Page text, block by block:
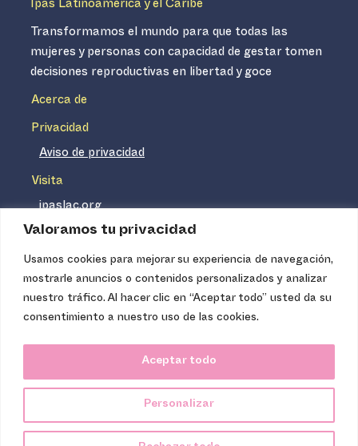
Valoramos tu privacidad
Usamos cookies para mejorar su experiencia de navegación,
mostrarle anuncios o contenidos personalizados y analizar
nuestro tráfico. Al hacer clic en “Aceptar todo” usted da su
consentimiento a nuestro uso de las cookies.
Personalizar
Aceptar todo
Ipas Latinoamérica y el Caribe
Transformamos el mundo para que todas las
mujeres y personas con capacidad de gestar tomen
decisiones reproductivas en libertad y goce
Acerca de
Privacidad
Aviso de privacidad
Visita
ipaslac.org
ipasmexico.org
Ipas no es un distribuidor de insumos médicos. Nuestros
servicios se concentran, entre otros, en la difusión de
técnica necesaria para proveer servicios de aborto seguro
de calidad. Los servicios que ofrecemos no tienen costo
carácter no lucrativo.